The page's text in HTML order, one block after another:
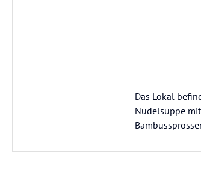
Das Lokal
Nudelsuppe